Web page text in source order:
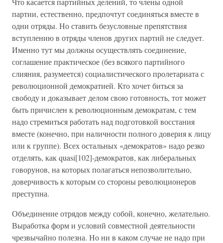
партии, естественно, предпочтут соединяться вместе в
одни отряды. Но ставить безусловные препятствия
вступлению в отряды членов других партий не следует.
Именно тут мы должны осуществлять соединение,
соглашение практическое (без всякого партийного
слияния, разумеется) социалистического пролетариата с
революционной демократией. Кто хочет биться за
свободу и доказывает делом свою готовность, тот может
быть причислен к революционным демократам, с тем
надо стремиться работать над подготовкой восстания
вместе (конечно, при наличности полного доверия к лицу
или к группе). Всех остальных «демократов» надо резко
отделять, как quasi[102]-демократов, как либеральных
говорунов, на которых полагаться непозволительно,
доверчивость к которым со стороны революционеров
преступна.
Объединение отрядов между собой, конечно, желательно.
Выработка форм и условий совместной деятельности
чрезвычайно полезна. Но ни в каком случае не надо при